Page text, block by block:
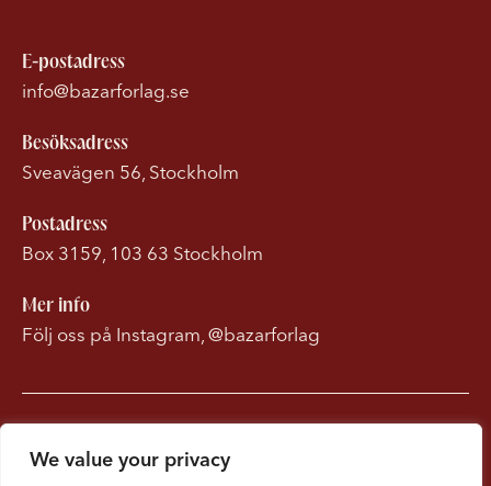
We value your privacy
E-postadress
info@bazarforlag.se
Besöksadress
Sveavägen 56, Stockholm
Postadress
Box 3159, 103 63 Stockholm
Mer info
Följ oss på Instagram, @bazarforlag
Om Bonnierförlagen